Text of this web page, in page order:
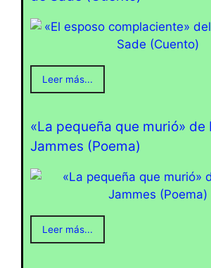
Leer más...
«La pequeña que murió» de
Jammes (Poema)
Leer más...